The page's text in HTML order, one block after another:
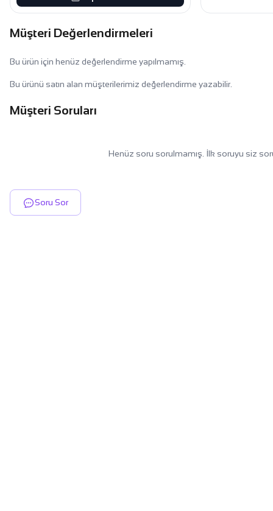
Müşteri Değerlendirmeleri
Bu ürün için henüz değerlendirme yapılmamış.
Bu ürünü satın alan müşterilerimiz değerlendirme yazabilir.
Müşteri Soruları
Henüz soru sorulmamış. İlk soruyu siz
Soru Sor